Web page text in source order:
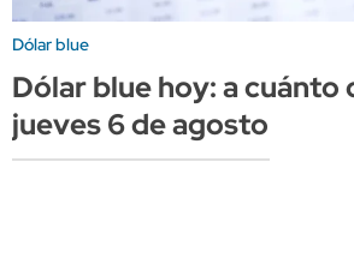
Dólar blue
Dólar blue hoy: a cuánto
jueves 6 de agosto